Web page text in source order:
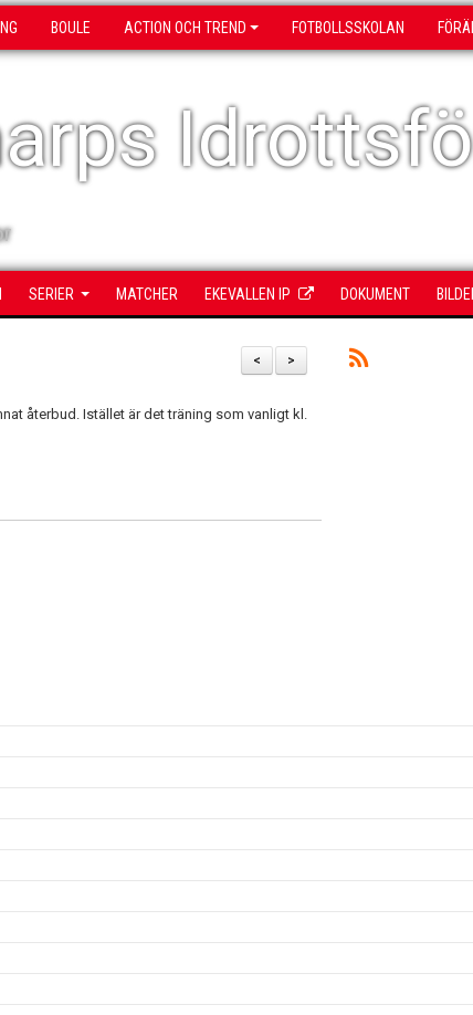
BOULE ACTION OCH TREND FOTBOLLSSKOLAN
SERIER MATCHER EKEVALLEN IP DOKUMENT
>
<
återbud. Istället är det träning som vanligt kl.